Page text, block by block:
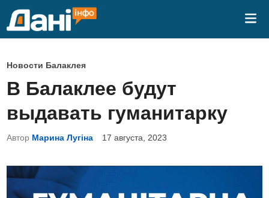
О
п
у
б
к
о
Новости Балаклея
В Балаклее будут
выдавать гуманитарку
Автор Марина Лугіна 17 августа, 2023